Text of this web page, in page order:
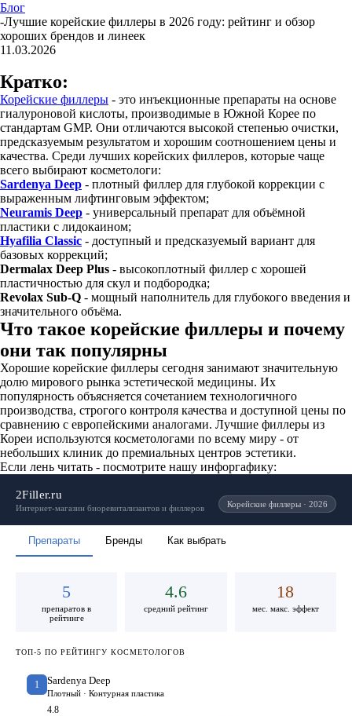
Блог
-Лучшие корейские филлеры в 2026 году: рейтинг и обзор
хороших брендов и линеек
11.03.2026
Кратко:
Корейские филлеры - это инъекционные препараты на основе
гиалуроновой кислоты, производимые в Южной Корее по
стандартам GMP. Они отличаются высокой степенью очистки,
предсказуемым результатом и хорошим соотношением цены и
качества. Среди лучших корейских филлеров, которые чаще
всего выбирают косметологи:
Sardenya Deep - плотный филлер для глубокой коррекции с
выраженным лифтинговым эффектом;
Neuramis Deep - универсальный препарат для объёмной
пластики с лидокаином;
Hyafilia Classic - доступный и предсказуемый вариант для
базовых коррекций;
Dermalax Deep Plus - высокоплотный филлер с хорошей
пластичностью для скул и подбородка;
Revolax Sub-Q - мощный наполнитель для глубокого введения и
значительного объёма.
Что такое корейские филлеры и почему
они так популярны
Хорошие корейские филлеры сегодня занимают значительную
долю мирового рынка эстетической медицины. Их
популярность объясняется сочетанием технологичного
производства, строгого контроля качества и доступной цены по
сравнению с европейскими аналогами. Лучшие филлеры из
Кореи используются косметологами по всему миру - от
небольших клиник до премиальных центров эстетики.
Если лень читать - посмотрите нашу инфоргафику:
2Filler.ru
Интернет-магазин биоревитализантов и филлеров Корейские филлеры · 2026
Препараты Бренды Как выбрать
5
препаратов в
рейтинге
4.6
средний рейтинг
18
мес. макс. эффект
ТОП-5 ПО РЕЙТИНГУ КОСМЕТОЛОГОВ
1 Sardenya Deep
Плотный · Контурная пластика
4.8